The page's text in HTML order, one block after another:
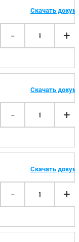
Скачать
- 1 +
Скачать
- 1 +
Скачать
- 1 +